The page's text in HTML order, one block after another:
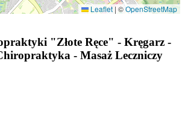
Leaflet | ©OpenStreetMap
"Złote Ręce" - Kręgarz -
- Masaż Leczniczy